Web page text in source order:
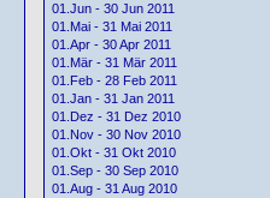
01.Jun - 30 Jun 2011
01.Mai - 31 Mai 2011
01.Apr - 30 Apr 2011
01.Mär - 31 Mär 2011
01.Feb - 28 Feb 2011
01.Jan - 31 Jan 2011
01.Dez - 31 Dez 2010
01.Nov - 30 Nov 2010
01.Okt - 31 Okt 2010
01.Sep - 30 Sep 2010
01.Aug - 31 Aug 2010